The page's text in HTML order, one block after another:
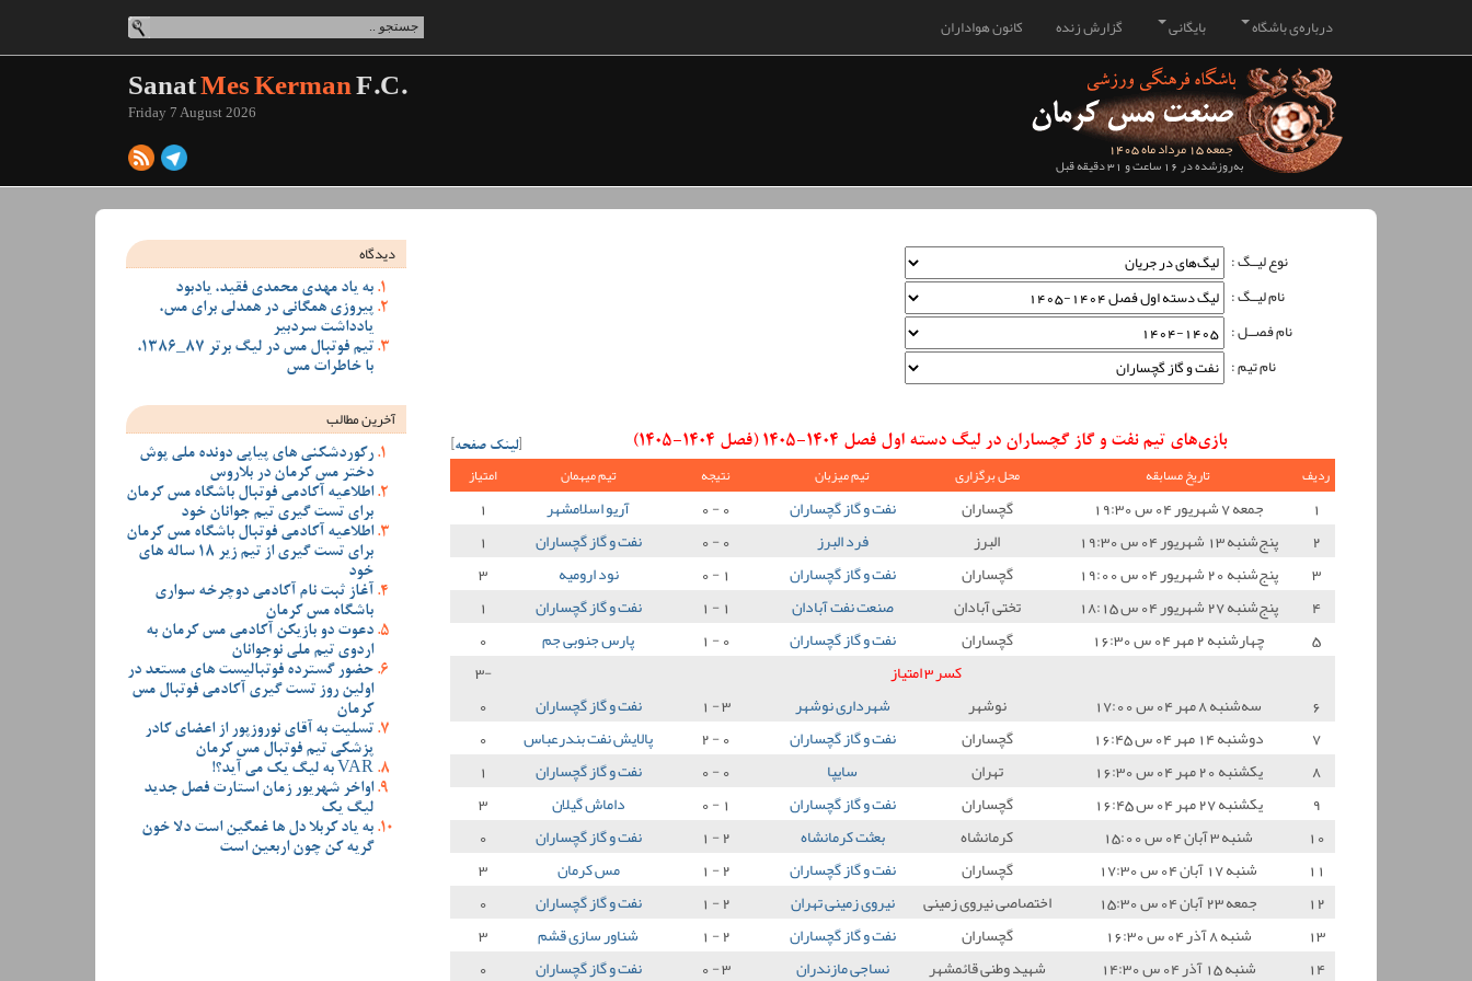
کانون هواداران گزارش زنده بایگانی درباره‌ی باشگاه
جمعه 15 مرداد ماه 1405
به‌روزشده در 16 ساعت و 31 دقیقه قبل
SanatMes KermanF.C.
Friday 7 August 2026
نوع لیــگ :
نام لیــگ :
نام فصــل :
نام تیم :
بازی‌های تیم نفت و گاز گچساران در لیگ دسته اول فصل 1404-1405 (فصل 1404-1405) [لینک صفحه]
ردیف تاریخ مسابقه محل برگزاری تیم میزبان نتیجه تیم میهمان امتیاز
1 جمعه 7 شهریور 04 س 19:30 گچساران نفت و گاز گچساران 0 - 0 آریو اسلامشهر
1
2
پنج‌شنبه 13 شهریور 04 س 19:30 البرز فرد البرز 0 - 0 نفت و گاز گچساران
1
3
پنج‌شنبه 20 شهریور 04 س 19:00 گچساران نفت و گاز گچساران 1 - 0 نود ارومیه
3
4
پنج‌شنبه 27 شهریور 04 س 18:15 تختی آبادان صنعت نفت آبادان 1 - 1 نفت و گاز گچساران
1
5
چهارشنبه 2 مهر 04 س 16:30 گچساران نفت و گاز گچساران 0 - 1 پارس جنوبی جم
0
کسر 3 امتیاز
-3
6
سه‌شنبه 8 مهر 04 س 17:00 نوشهر شهرداری نوشهر 3 - 1 نفت و گاز گچساران
0
7
دوشنبه 14 مهر 04 س 16:45 گچساران نفت و گاز گچساران 0 - 2 پالایش نفت بندرعباس
0
8
یکشنبه 20 مهر 04 س 16:30 تهران سایپا 0 - 0 نفت و گاز گچساران
1
9
یکشنبه 27 مهر 04 س 16:45 گچساران نفت و گاز گچساران 1 - 0 داماش گیلان
3
10
شنبه 3 آبان 04 س 15:00 کرمانشاه بعثت کرمانشاه 2 - 1 نفت و گاز گچساران
0
11
شنبه 17 آبان 04 س 17:30 گچساران نفت و گاز گچساران 2 - 1 مس کرمان
3
12
جمعه 23 آبان 04 س 15:30 اختصاصی نیروی زمینی نیروی زمینی تهران 2 - 1 نفت و گاز گچساران
0
13
شنبه 8 آذر 04 س 16:30 گچساران نفت و گاز گچساران 2 - 1 شناور سازی قشم
3
14
شنبه 15 آذر 04 س 14:30 شهید وطنی قائمشهر نساجی مازندران 3 - 0 نفت و گاز گچساران
0
دیدگاه
به یاد مهدی محمدی فقید، یادبود
پیروزی همگانی در همدلی برای مس،
یادداشت سردبیر
تیم فوتبال مس در لیگ برتر 87_1386،
با خاطرات مس
آخرین مطالب
رکوردشکنی های پیاپی دونده ملی پوش
دختر مس کرمان در بلاروس
اطلاعیه آکادمی فوتبال باشگاه مس کرمان
برای تست گیری تیم جوانان خود
اطلاعیه آکادمی فوتبال باشگاه مس کرمان
برای تست گیری از تیم زیر 18 ساله های
خود
آغاز ثبت نام آکادمی دوچرخه سواری
باشگاه مس کرمان
دعوت دو بازیکن آکادمی مس کرمان به
اردوی تیم ملی نوجوانان
حضور گسترده فوتبالیست های مستعد در
اولین روز تست گیری آکادمی فوتبال مس
کرمان
تسلیت به آقای نوروزپور از اعضای کادر
پزشکی تیم فوتبال مس کرمان
VAR به لیگ یک می آید؟!
اواخر شهریور زمان استارت فصل جدید
لیگ یک
به یاد کربلا دل ها غمگین است دلا خون
گریه کن چون اربعین است